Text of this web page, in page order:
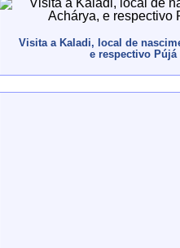
Visita a Kaladi, local de
e respectivo Pújá